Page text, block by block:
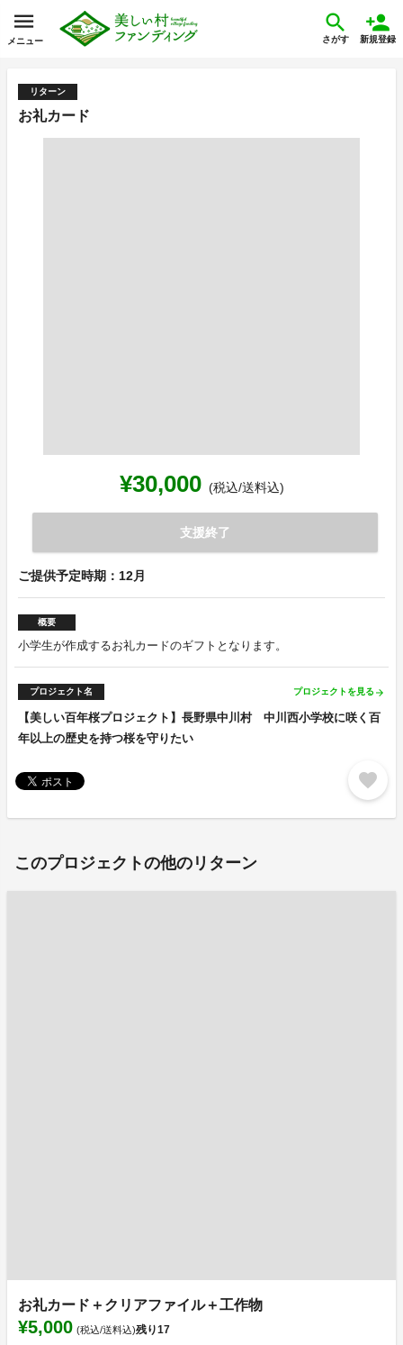
メニュー さがす 新規登録
リターン
お礼カード
¥30,000 (税込/送料込)
支援終了
ご提供予定時期：12月
概要
小学生が作成するお礼カードのギフトとなります。
プロジェクト名 プロジェクトを見る arrow_forward
【美しい百年桜プロジェクト】長野県中川村 中川西小学校に咲く百
年以上の歴史を持つ桜を守りたい
favorite
このプロジェクトの他のリターン
お礼カード＋クリアファイル＋工作物
¥5,000 (税込/送料込)残り17